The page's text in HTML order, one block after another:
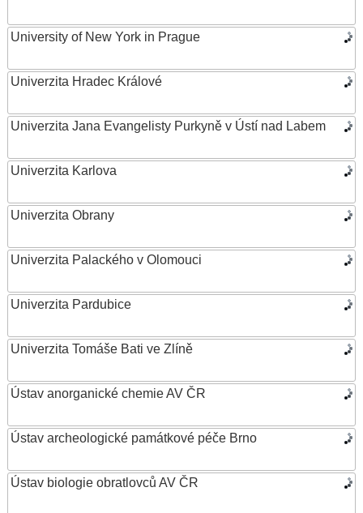
University of New York in Prague
Univerzita Hradec Králové
Univerzita Jana Evangelisty Purkyně v Ústí nad Labem
Univerzita Karlova
Univerzita Obrany
Univerzita Palackého v Olomouci
Univerzita Pardubice
Univerzita Tomáše Bati ve Zlíně
Ústav anorganické chemie AV ČR
Ústav archeologické památkové péče Brno
Ústav biologie obratlovců AV ČR